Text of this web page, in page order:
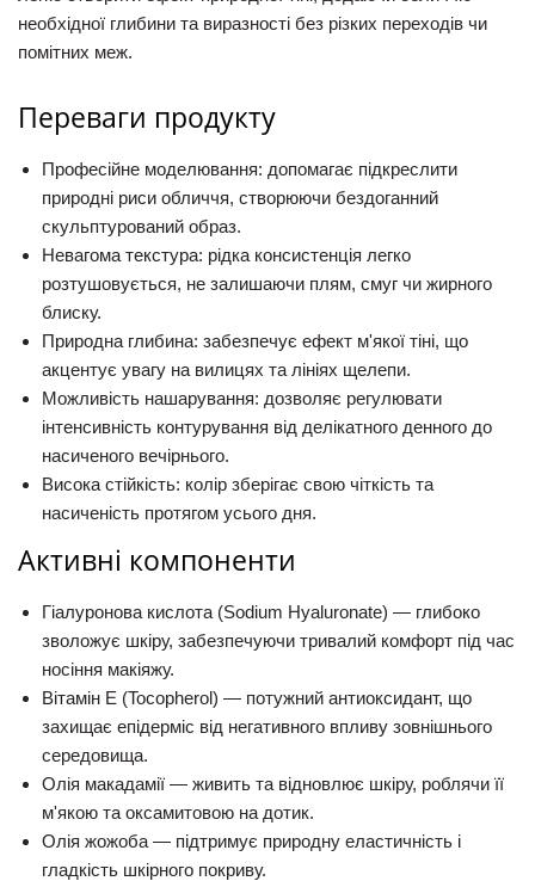
необхідної глибини та виразності без різких переходів чи
помітних меж.
Переваги продукту
Професійне моделювання: допомагає підкреслити
природні риси обличчя, створюючи бездоганний
скульптурований образ.
Невагома текстура: рідка консистенція легко
розтушовується, не залишаючи плям, смуг чи жирного
блиску.
Природна глибина: забезпечує ефект м'якої тіні, що
акцентує увагу на вилицях та лініях щелепи.
Можливість нашарування: дозволяє регулювати
інтенсивність контурування від делікатного денного до
насиченого вечірнього.
Висока стійкість: колір зберігає свою чіткість та
насиченість протягом усього дня.
Активні компоненти
Гіалуронова кислота (Sodium Hyaluronate) — глибоко
зволожує шкіру, забезпечуючи тривалий комфорт під час
носіння макіяжу.
Вітамін Е (Tocopherol) — потужний антиоксидант, що
захищає епідерміс від негативного впливу зовнішнього
середовища.
Олія макадамії — живить та відновлює шкіру, роблячи її
м'якою та оксамитовою на дотик.
Олія жожоба — підтримує природну еластичність і
гладкість шкірного покриву.